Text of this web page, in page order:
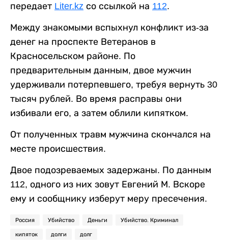
передает Liter.kz со ссылкой на 112.
Между знакомыми вспыхнул конфликт из-за
денег на проспекте Ветеранов в
Красносельском районе. По
предварительным данным, двое мужчин
удерживали потерпевшего, требуя вернуть 30
тысяч рублей. Во время расправы они
избивали его, а затем облили кипятком.
От полученных травм мужчина скончался на
месте происшествия.
Двое подозреваемых задержаны. По данным
112, одного из них зовут Евгений М. Вскоре
ему и сообщнику изберут меру пресечения.
Россия Убийство Деньги Убийство. Криминал
кипяток долги долг